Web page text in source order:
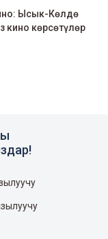
Ысык-Көлдө
кино көрсөтүлөр